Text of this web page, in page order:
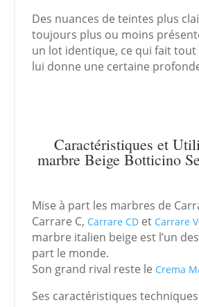
Des nuances de teintes plus
toujours plus ou moins
un lot identique, ce qui fait
lui donne une certaine
Caractéristiques et
marbre Beige Botticino
Mise à part les marbres de
Carrare C, Carrare CD et Carrare
marbre italien beige est l’un
part le monde.
Son grand rival reste le Crema
Ses caractéristiques